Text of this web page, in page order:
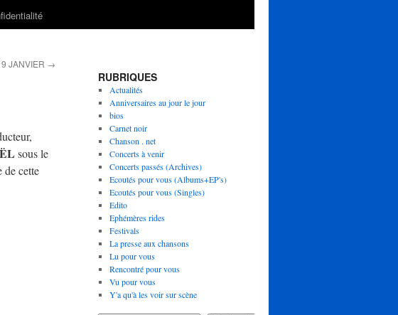
JANVIER →
sous le
de cette
RUBRIQUES
Actualités
Anniversaires au jour le jour
bios
Carnet noir
Chanson . net
Concerts à venir
Concerts passés (Archives)
Ecoutés pour vous (Albums+EP's)
Ecoutés pour vous (Singles)
Edito
Ephémères rides
Festivals
La presse aux chansons
Lu pour vous
Rencontré pour vous
Vu pour vous
Y'a qu'à les voir sur scène